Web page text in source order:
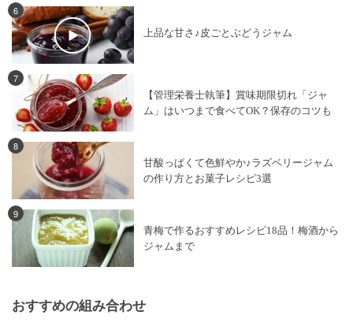
6
上品な甘さ♪皮ごとぶどうジャム
7
【管理栄養士執筆】賞味期限切れ「ジャ
ム」はいつまで食べてOK？保存のコツも
8
甘酸っぱくて色鮮やか♪ラズベリージャム
の作り方とお菓子レシピ3選
9
青梅で作るおすすめレシピ18品！梅酒から
ジャムまで
おすすめの組み合わせ